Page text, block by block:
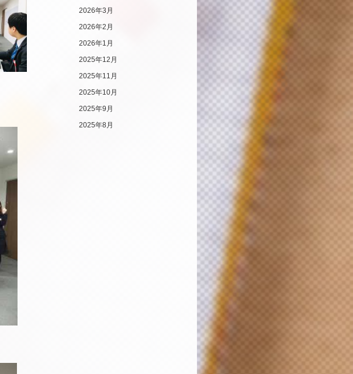
2026年3月
2026年2月
2026年1月
2025年12月
2025年11月
2025年10月
2025年9月
2025年8月